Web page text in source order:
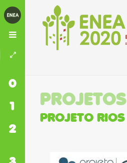
0
1 ENEA
2
PROJETOS
PROJETO RIOS